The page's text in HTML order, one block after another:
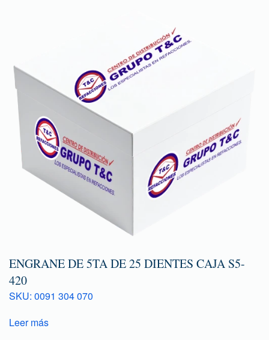
ENGRANE DE 5TA DE 25 DIENTES CAJA S5-
420
SKU: 0091 304 070
Leer más